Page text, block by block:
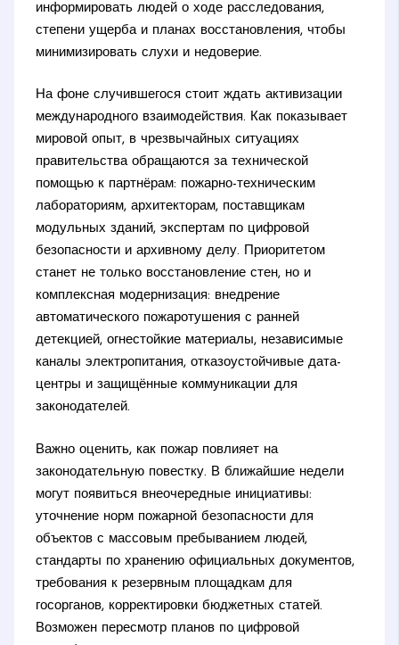
информировать людей о ходе расследования,
степени ущерба и планах восстановления, чтобы
минимизировать слухи и недоверие.
На фоне случившегося стоит ждать активизации
международного взаимодействия. Как показывает
мировой опыт, в чрезвычайных ситуациях
правительства обращаются за технической
помощью к партнёрам: пожарно-техническим
лабораториям, архитекторам, поставщикам
модульных зданий, экспертам по цифровой
безопасности и архивному делу. Приоритетом
станет не только восстановление стен, но и
комплексная модернизация: внедрение
автоматического пожаротушения с ранней
детекцией, огнестойкие материалы, независимые
каналы электропитания, отказоустойчивые дата-
центры и защищённые коммуникации для
законодателей.
Важно оценить, как пожар повлияет на
законодательную повестку. В ближайшие недели
могут появиться внеочередные инициативы:
уточнение норм пожарной безопасности для
объектов с массовым пребыванием людей,
стандарты по хранению официальных документов,
требования к резервным площадкам для
госорганов, корректировки бюджетных статей.
Возможен пересмотр планов по цифровой